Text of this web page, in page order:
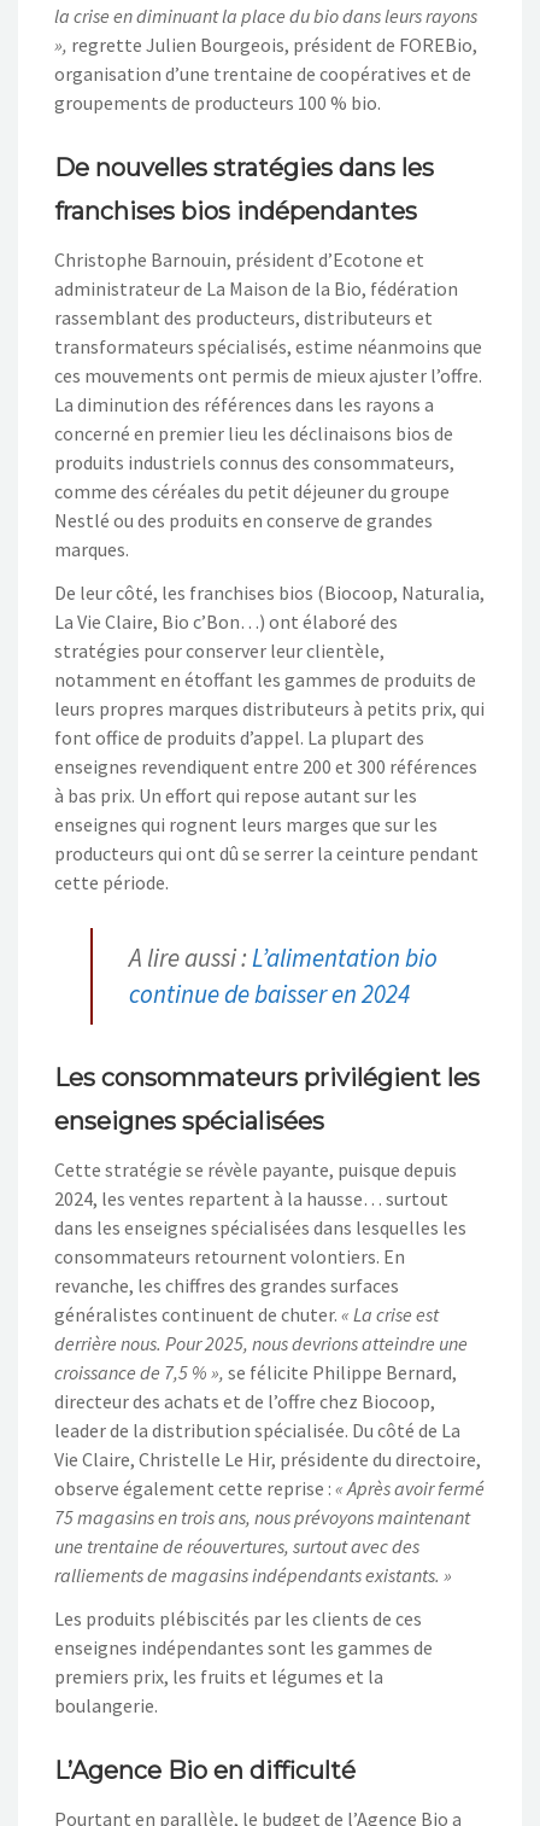
la crise en diminuant la place du bio dans leurs rayons
», regrette Julien Bourgeois, président de FOREBio,
organisation d’une trentaine de coopératives et de
groupements de producteurs 100 % bio.
De nouvelles stratégies dans les
franchises bios indépendantes
Christophe Barnouin, président d’Ecotone et
administrateur de La Maison de la Bio, fédération
rassemblant des producteurs, distributeurs et
transformateurs spécialisés, estime néanmoins que
ces mouvements ont permis de mieux ajuster l’offre.
La diminution des références dans les rayons a
concerné en premier lieu les déclinaisons bios de
produits industriels connus des consommateurs,
comme des céréales du petit déjeuner du groupe
Nestlé ou des produits en conserve de grandes
marques.
De leur côté, les franchises bios (Biocoop, Naturalia,
La Vie Claire, Bio c’Bon…) ont élaboré des
stratégies pour conserver leur clientèle,
notamment en étoffant les gammes de produits de
leurs propres marques distributeurs à petits prix, qui
font office de produits d’appel. La plupart des
enseignes revendiquent entre 200 et 300 références
à bas prix. Un effort qui repose autant sur les
enseignes qui rognent leurs marges que sur les
producteurs qui ont dû se serrer la ceinture pendant
cette période.
A lire aussi :L’alimentation bio
continue de baisser en 2024
Les consommateurs privilégient les
enseignes spécialisées
Cette stratégie se révèle payante, puisque depuis
2024, les ventes repartent à la hausse… surtout
dans les enseignes spécialisées dans lesquelles les
consommateurs retournent volontiers. En
revanche, les chiffres des grandes surfaces
généralistes continuent de chuter. « La crise est
derrière nous. Pour 2025, nous devrions atteindre une
croissance de 7,5 % », se félicite Philippe Bernard,
directeur des achats et de l’offre chez Biocoop,
leader de la distribution spécialisée. Du côté de La
Vie Claire, Christelle Le Hir, présidente du directoire,
observe également cette reprise : « Après avoir fermé
75 magasins en trois ans, nous prévoyons maintenant
une trentaine de réouvertures, surtout avec des
ralliements de magasins indépendants existants. »
Les produits plébiscités par les clients de ces
enseignes indépendantes sont les gammes de
premiers prix, les fruits et légumes et la
boulangerie.
L’Agence Bio en difficulté
Pourtant en parallèle, le budget de l’Agence Bio a